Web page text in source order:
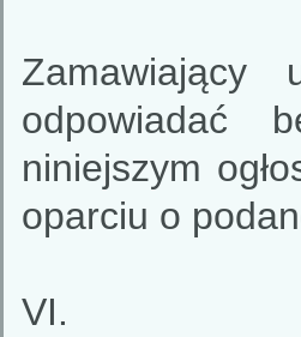
Zamawiający
odpowiadać
niniejszym
oparciu o
VI.